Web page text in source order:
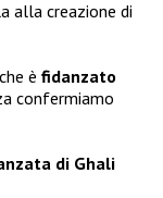
alla creazione di
è fidanzato
confermiamo
di Ghali